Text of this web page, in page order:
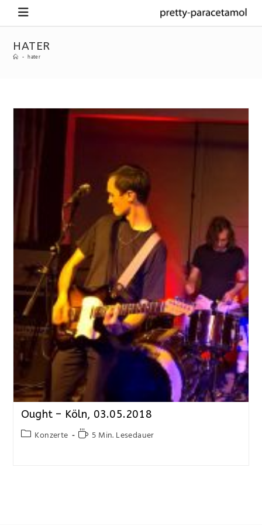
HATER
- hater
Ought – Köln, 03.05.2018
Konzerte 5 Min. Lesedauer